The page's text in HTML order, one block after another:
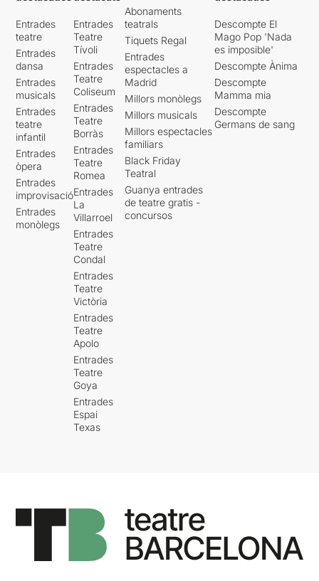
Entrades
teatre
Entrades
dansa
Entrades
musicals
Entrades
teatre
infantil
Entrades
òpera
Entrades
improvisació
Entrades
monòlegs
Entrades
Teatre
Tívoli
Entrades
Teatre
Coliseum
Entrades
Teatre
Borràs
Entrades
Teatre
Romea
Entrades
La
Villarroel
Entrades
Teatre
Condal
Entrades
Teatre
Victòria
Entrades
Teatre
Apolo
Entrades
Teatre
Goya
Entrades
Espai
Texas
Abonaments
teatrals
Tiquets Regal
Entrades
espectacles a
Madrid
Millors monòlegs
Millors musicals
Millors espectacles
familiars
Black Friday
Teatral
Guanya entrades
de teatre gratis -
concursos
Descompte El
Mago Pop 'Nada
es imposible'
Descompte Ànima
Descompte
Mamma mia
Descompte
Germans de sang